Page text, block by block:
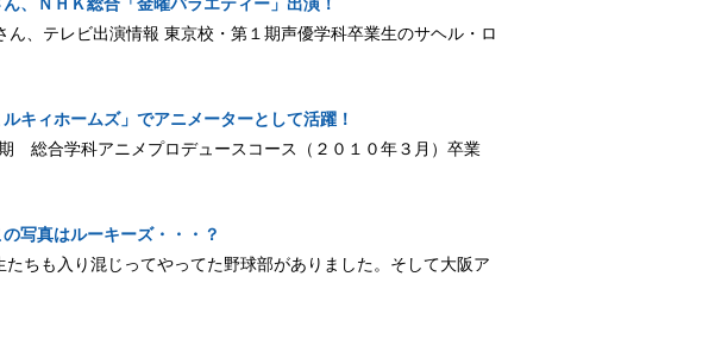
、ＮＨＫ総合「金曜バラエティー」出演！
、テレビ出演情報 東京校・第１期声優学科卒業生のサヘル・ロ
キィホームズ」でアニメーターとして活躍！
総合学科アニメプロデュースコース（２０１０年３月）卒業
写真はルーキーズ・・・？
ちも入り混じってやってた野球部がありました。そして大阪ア